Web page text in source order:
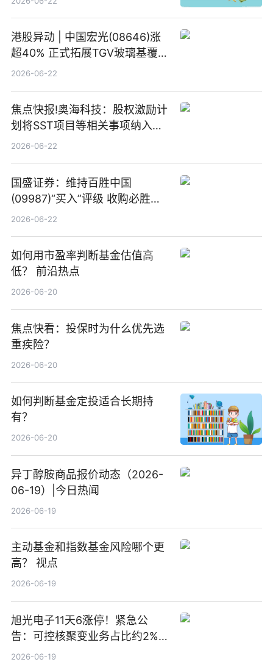
港股异动 | 中国宏光(08646)涨
超40% 正式拓展TGV玻璃基覆铜
板新材料业务
2026-06-22
焦点快报!奥海科技：股权激励计
划将SST项目等相关事项纳入专
项业务发展考核指标
2026-06-22
国盛证券：维持百胜中国
(09987)“买入”评级 收购必胜客
中国增厚利润加速成长 信息
2026-06-22
如何用市盈率判断基金估值高
低？ 前沿热点
2026-06-20
焦点快看：投保时为什么优先选
重疾险？
2026-06-20
如何判断基金定投适合长期持
有？
2026-06-20
异丁醇胺商品报价动态（2026-
06-19）|今日热闻
2026-06-19
主动基金和指数基金风险哪个更
高？ 视点
2026-06-19
旭光电子11天6涨停！紧急公
告：可控核聚变业务占比约2%！
前沿热点
2026-06-19